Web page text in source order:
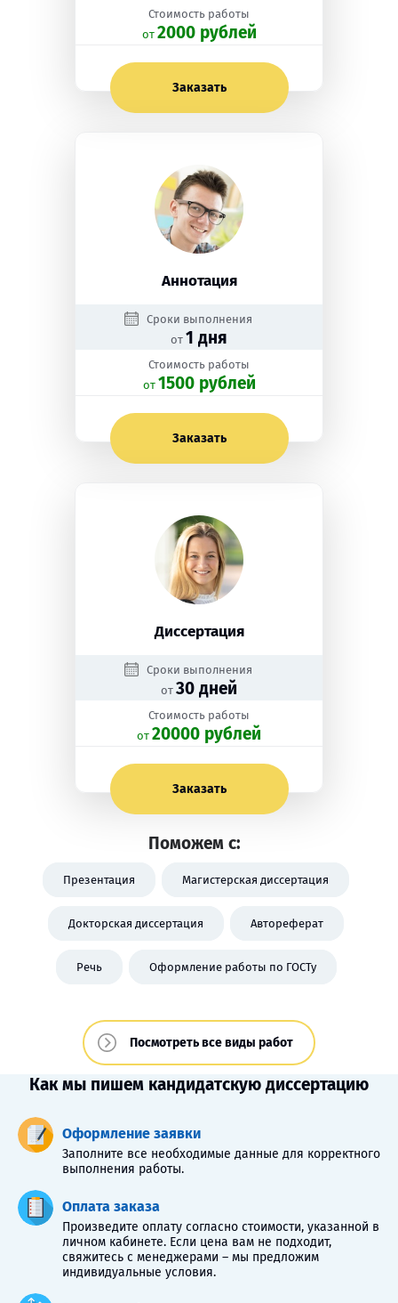
Стоимость работы
oт 2000 рублей
Заказать
Аннотация
Сроки выполнения
от 1 дня
Стоимость работы
oт 1500 рублей
Заказать
Диссертация
Сроки выполнения
от 30 дней
Стоимость работы
oт 20000 рублей
Заказать
Поможем с:
Презентация Магистерская диссертация
Докторская диссертация Автореферат
Речь Оформление работы по ГОСТу
Посмотреть все виды работ
Как мы пишем кандидатскую диссертацию
Оформление заявки
Заполните все необходимые данные для корректного
выполнения работы.
Оплата заказа
Произведите оплату согласно стоимости, указанной в
личном кабинете. Если цена вам не подходит,
свяжитесь с менеджерами – мы предложим
индивидуальные условия.